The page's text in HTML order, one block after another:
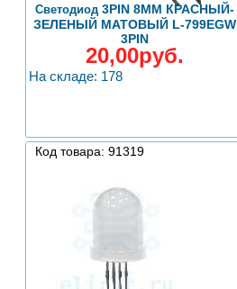
Светодиод3PIN 8ММ КРАСНЫЙ-
ЗЕЛЕНЫЙ МАТОВЫЙ L-799EGW
3PIN
20,00руб.
На складе: 178
Код товара: 91319